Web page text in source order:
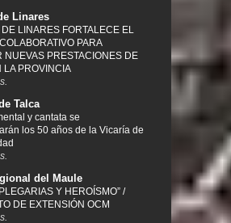
Linares
LINARES FORTALECE EL
PARA
NUEVAS PRESTACIONES DE
LA PROVINCIA
Talca
y cantata se
los 50 años de la Vicaría de
del Maule
Y HEROÍSMO” /
DE EXTENSIÓN OCM